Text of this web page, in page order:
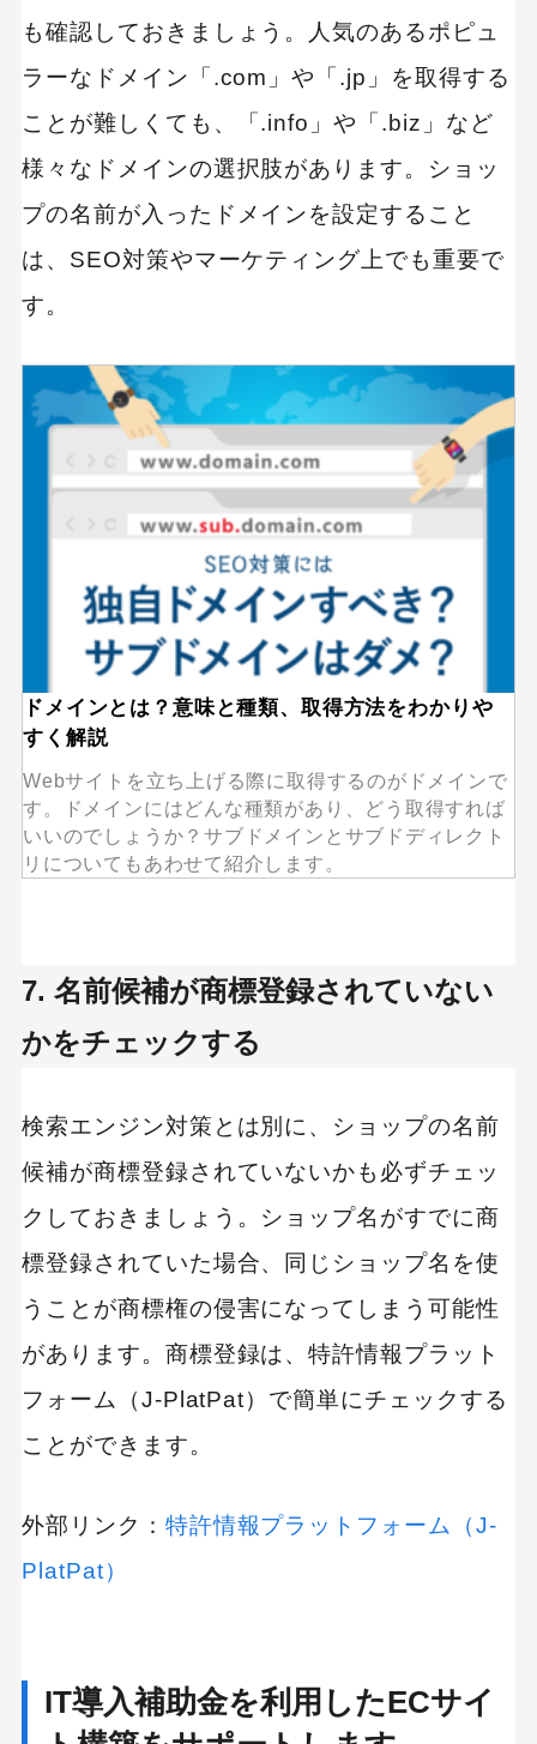
も確認しておきましょう。人気のあるポピュ
ラーなドメイン「.com」や「.jp」を取得する
ことが難しくても、「.info」や「.biz」など
様々なドメインの選択肢があります。ショッ
プの名前が入ったドメインを設定すること
は、SEO対策やマーケティング上でも重要で
す。
ドメインとは？意味と種類、取得方法をわかりや
すく解説
Webサイトを立ち上げる際に取得するのがドメインで
す。ドメインにはどんな種類があり、どう取得すれば
いいのでしょうか？サブドメインとサブドディレクト
リについてもあわせて紹介します。
7. 名前候補が商標登録されていない
かをチェックする
検索エンジン対策とは別に、ショップの名前
候補が商標登録されていないかも必ずチェッ
クしておきましょう。ショップ名がすでに商
標登録されていた場合、同じショップ名を使
うことが商標権の侵害になってしまう可能性
があります。商標登録は、特許情報プラット
フォーム（J-PlatPat）で簡単にチェックする
ことができます。
外部リンク： 特許情報プラットフォーム（J-
PlatPat）
IT導入補助金を利用したECサイ